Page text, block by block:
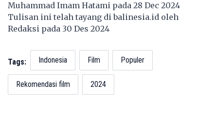
Muhammad Imam Hatami pada 28 Dec 2024
Tulisan ini telah tayang dibalinesia.id oleh
Redaksi pada 30 Des 2024
Tags: Indonesia Film Populer
Rekomendasi film 2024